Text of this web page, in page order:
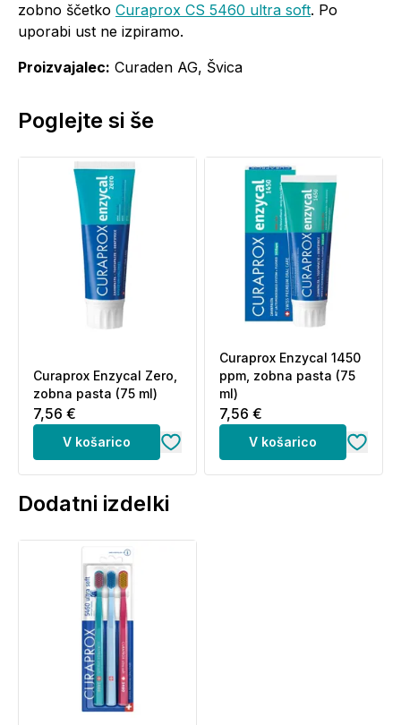
zobno ščetko Curaprox CS 5460 ultra soft. Po
uporabi ust ne izpiramo.
Proizvajalec: Curaden AG, Švica
Poglejte si še
Curaprox Enzycal Zero,
zobna pasta (75 ml)
7,56 €
V košarico
Curaprox Enzycal 1450
ppm, zobna pasta (75
ml)
7,56 €
V košarico
Dodatni izdelki